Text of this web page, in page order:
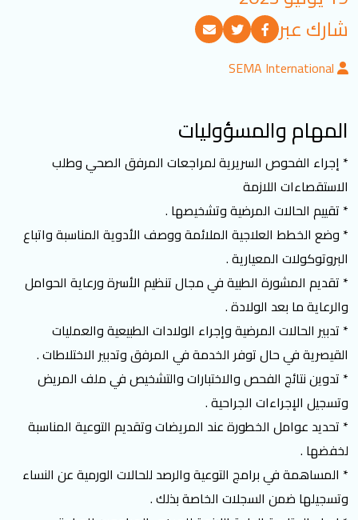
تسجيل الدخول
العربية
تابعنا
شارك عبر
SEMA International
المهام والمسؤوليات
* إجراء الفحوص السريرية لمراجعات المرفق الصحي وطلب
الاستقصاءات اللازمة
* تقييم الحالات المرضية وتشخيصها .
* وضع الخطط العلاجية الملائمة ووصف الأدوية المناسبة واتباع
البروتوكولات المعيارية .
* تقديم المشورة الطبية في مجال تنظيم الأسرة ورعاية الحوامل
والرعاية ما بعد الولادة .
* تدبير الحالات المرضية وإجراء الولادات الطبيعية والعمليات
القيصرية في حال توفر الخدمة في المرفق وتدبير الاختلاطات .
* تدوين نتائج الفحص والاختبارات والتشخيص في ملف المريض
وتسجيل الإجراءات الجراحية .
* تحديد عوامل الخطورة عند المريضات وتقديم التوعية المناسبة
لخفضها .
* المساهمة في برامج التوعية والرصد للحالات الورمية عن النساء
وتسجيلها ضمن السجلات الخاصة بذلك .